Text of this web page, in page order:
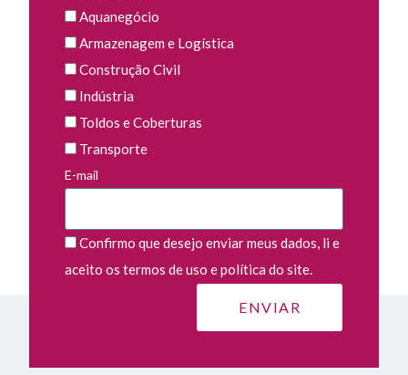
Aquanegócio
Armazenagem e Logística
Construção Civil
Indústria
Toldos e Coberturas
Transporte
E-mail
Confirmo que desejo enviar meus dados, li e
aceito os termos de uso e política do site.